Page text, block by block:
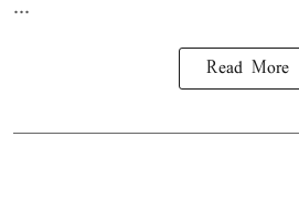
...
Read More